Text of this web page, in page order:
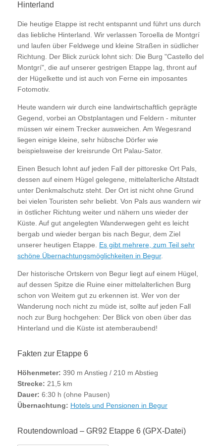
Hinterland
Die heutige Etappe ist recht entspannt und führt uns durch
das liebliche Hinterland. Wir verlassen Toroella de Montgrí
und laufen über Feldwege und kleine Straßen in südlicher
Richtung. Der Blick zurück lohnt sich: Die Burg "Castello del
Montgrí", die auf unserer gestrigen Etappe lag, thront auf
der Hügelkette und ist auch von Ferne ein imposantes
Fotomotiv.
Heute wandern wir durch eine landwirtschaftlich geprägte
Gegend, vorbei an Obstplantagen und Feldern - mitunter
müssen wir einem Trecker ausweichen. Am Wegesrand
liegen einige kleine, sehr hübsche Dörfer wie
beispielsweise der kreisrunde Ort Palau-Sator.
Einen Besuch lohnt auf jeden Fall der pittoreske Ort Pals,
dessen auf einem Hügel gelegene, mittelalterliche Altstadt
unter Denkmalschutz steht. Der Ort ist nicht ohne Grund
bei vielen Touristen sehr beliebt. Von Pals aus wandern wir
in östlicher Richtung weiter und nähern uns wieder der
Küste. Auf gut angelegten Wanderwegen geht es leicht
bergab und wieder bergan bis nach Begur, dem Ziel
unserer heutigen Etappe. Es gibt mehrere, zum Teil sehr
schöne Übernachtungsmöglichkeiten in Begur.
Der historische Ortskern von Begur liegt auf einem Hügel,
auf dessen Spitze die Ruine einer mittelalterlichen Burg
schon von Weitem gut zu erkennen ist. Wer von der
Wanderung noch nicht zu müde ist, sollte auf jeden Fall
noch zur Burg hochgehen: Der Blick von oben über das
Hinterland und die Küste ist atemberaubend!
Fakten zur Etappe 6
Höhenmeter: 390 m Anstieg / 210 m Abstieg
Strecke: 21,5 km
Dauer: 6:30 h (ohne Pausen)
Übernachtung: Hotels und Pensionen in Begur
Routendownload – GR92 Etappe 6 (GPX-Datei)